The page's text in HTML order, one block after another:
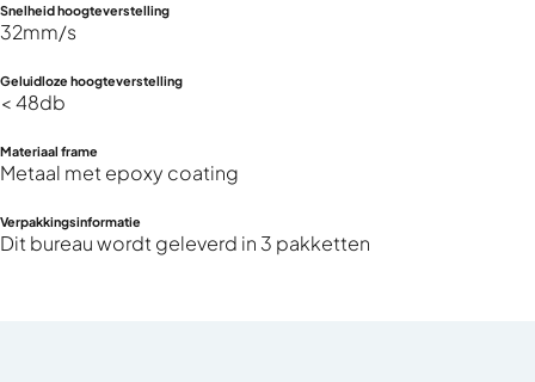
Snelheid hoogteverstelling
32mm/s
Geluidloze hoogteverstelling
< 48db
Materiaal frame
Metaal met epoxy coating
Verpakkingsinformatie
Dit bureau wordt geleverd in 3 pakketten